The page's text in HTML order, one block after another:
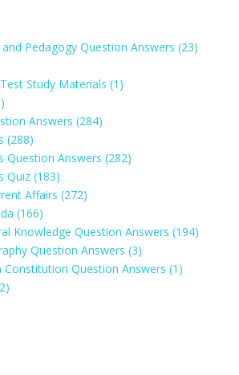
Pedagogy Question Answers(23)
Study Materials(1)
Answers(284)
(288)
Question Answers(282)
Quiz(183)
Affairs(272)
(166)
Knowledge Question Answers(194)
Question Answers(3)
Constitution Question Answers(1)